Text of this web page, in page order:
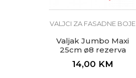
VALJCI ZA FASADNE BOJE
Valjak Jumbo Maxi
25cm ø8 rezerva
14,00 KM